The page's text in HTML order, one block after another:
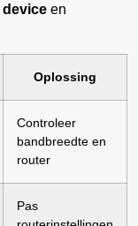
device en
Oplossing
Controleer
bandbreedte en
router
Pas